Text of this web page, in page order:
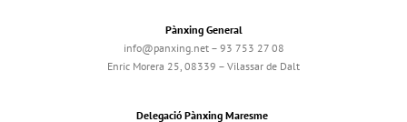
Pànxing General
info@panxing.net – 93 753 27 08
Enric Morera 25, 08339 – Vilassar de Dalt
Delegació Pànxing Maresme